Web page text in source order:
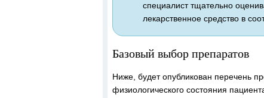
специалист тщательно
лекарственное средство в
Базовый выбор препаратов
Ниже, будет опубликован перечень
физиологического состояния